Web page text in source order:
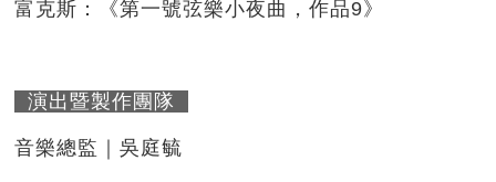
富克斯：《第一號弦樂小夜曲，作品9》
演出暨製作團隊
音樂總監｜吳庭毓